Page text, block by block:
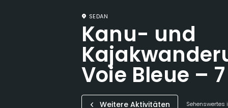
SEDAN
Kanu- und
Voie Bleue –
Weitere Aktivitäten Sehenswertes